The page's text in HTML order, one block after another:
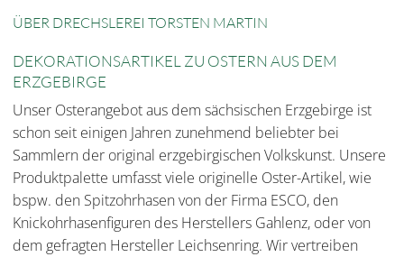
ÜBER DRECHSLEREI TORSTEN MARTIN
DEKORATIONSARTIKEL ZU OSTERN AUS DEM
ERZGEBIRGE
Unser Osterangebot aus dem sächsischen Erzgebirge ist
schon seit einigen Jahren zunehmend beliebter bei
Sammlern der original erzgebirgischen Volkskunst. Unsere
Produktpalette umfasst viele originelle Oster-Artikel, wie
bspw. den Spitzohrhasen von der Firma ESCO, den
Knickohrhasenfiguren des Herstellers Gahlenz, oder von
dem gefragten Hersteller Leichsenring. Wir vertreiben